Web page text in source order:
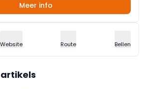
Meer info
Website Route Bellen